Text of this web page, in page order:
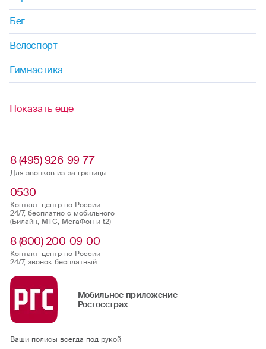
Бег
Велоспорт
Гимнастика
Показать еще
8 (495) 926-99-77
Для звонков из-за границы
0530
Контакт-центр по России
24/7, бесплатно с мобильного
(Билайн, МТС, МегаФон и t2)
8 (800) 200-09-00
Контакт-центр по России
24/7, звонок бесплатный
Мобильное приложение
Росгосстрах
Ваши полисы всегда под рукой